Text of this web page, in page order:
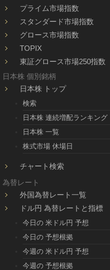
プライム市場指数
スタンダード市場指数
グロース市場指数
TOPIX
東証グロース市場250指数
日本株 個別銘柄
日本株 トップ
検索
日本株 連続増配ランキング
日本株 一覧
株式市場 休場日
チャート検索
為替レート
外国為替レート一覧
ドル円 為替レートと指標
今日の 米ドル円 予想
今日の 予想根拠
今週の 米ドル円 予想
今週の 予想根拠